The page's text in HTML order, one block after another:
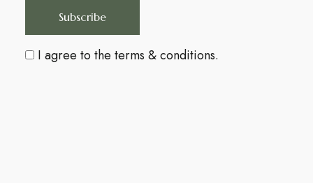
I agree to the terms & conditions.